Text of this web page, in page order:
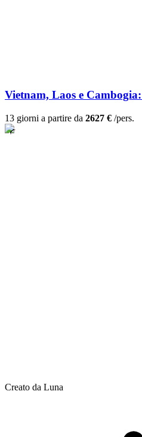
Vietnam, Laos e
13 giorni a partire da 2627 € /pers.
Creato da Luna